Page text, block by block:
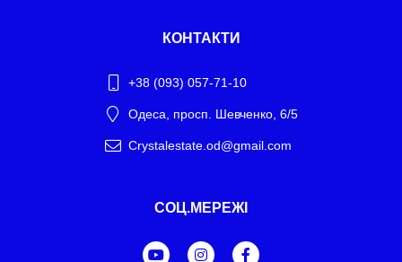
КОНТАКТИ
+38 (093) 057-71-10
Одеса, просп. Шевченко, 6/5
Crystalestate.od@gmail.com
СОЦ.МЕРЕЖІ